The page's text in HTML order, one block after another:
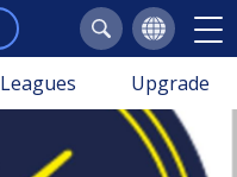
Leagues Upgrade